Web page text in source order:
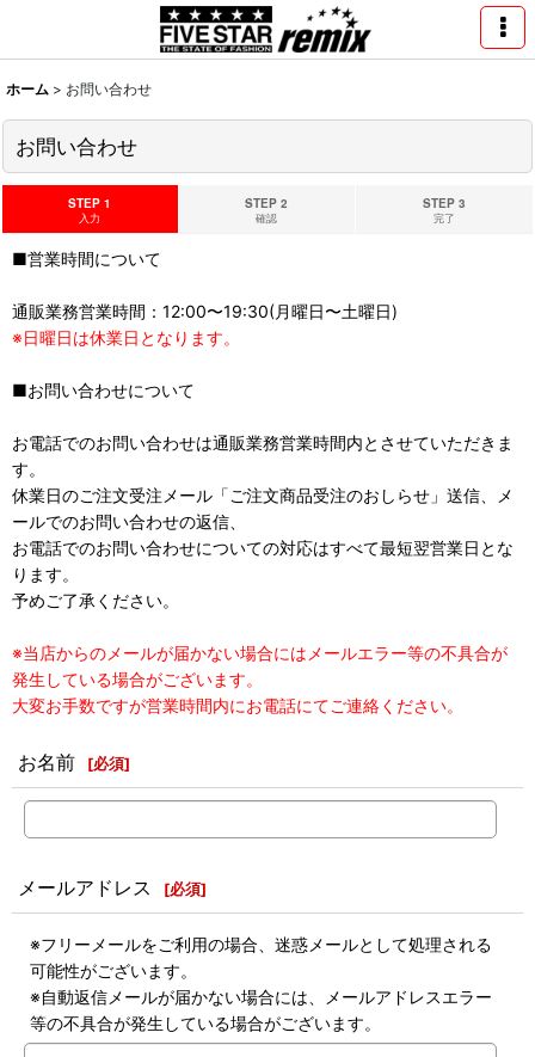
ホーム > お問い合わせ
お問い合わせ
STEP 1
入力
STEP 2
確認
STEP 3
完了
■営業時間について
通販業務営業時間：12:00〜19:30(月曜日〜土曜日)
※日曜日は休業日となります。
■お問い合わせについて
お電話でのお問い合わせは通販業務営業時間内とさせていただきま
す。
休業日のご注文受注メール「ご注文商品受注のおしらせ」送信、メ
ールでのお問い合わせの返信、
お電話でのお問い合わせについての対応はすべて最短翌営業日とな
ります。
予めご了承ください。
※当店からのメールが届かない場合にはメールエラー等の不具合が
発生している場合がございます。
大変お手数ですが営業時間内にお電話にてご連絡ください。
お名前 [必須]
メールアドレス [必須]
※フリーメールをご利用の場合、迷惑メールとして処理される
可能性がございます。
※自動返信メールが届かない場合には、メールアドレスエラー
等の不具合が発生している場合がございます。